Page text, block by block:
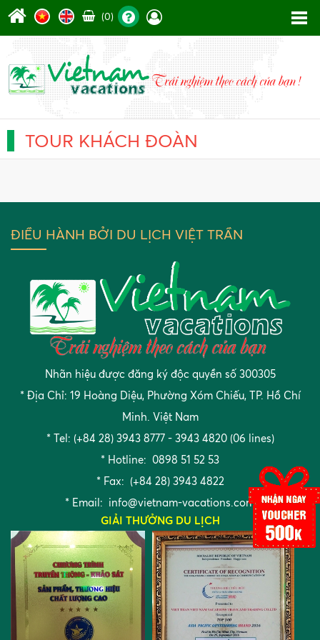
(0)
TOUR KHÁCH ĐOÀN
ĐIỀU HÀNH BỞI DU LỊCH VIỆT TRẦN
Nhãn hiệu được đăng ký độc quyền số 300305
* Địa Chỉ: 19 Hoàng Diệu, Phường Xóm Chiếu, TP. Hồ Chí
Minh. Việt Nam
* Tel: (+84 28) 3943 8777 - 3943 4820 (06 lines)
* Hotline: 0898 51 52 53
* Fax: (+84 28) 3943 4822
* Email: info@vietnam-vacations.com
GIẢI THƯỞNG DU LỊCH